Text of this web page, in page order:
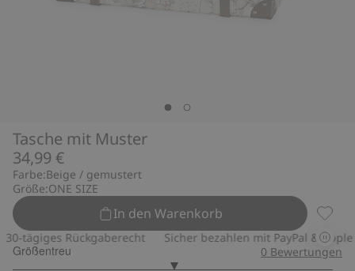
Tasche mit Muster
34,99 €
Farbe:Beige / gemustert
Größe:ONE SIZE
In den Warenkorb
tägiges Rückgaberecht Sicher bezahlen mit PayPal & Apple
Größentreu 0 Bewertungen